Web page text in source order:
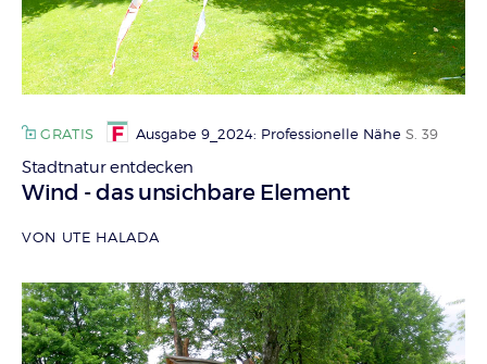
GRATIS Ausgabe 9_2024: Professionelle Nähe S. 39
Stadtnatur entdecken
:
Wind - das unsichbare Element
VON UTE HALADA